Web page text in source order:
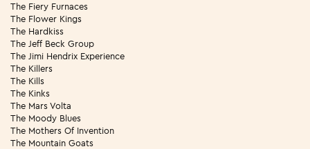
The Fiery Furnaces
The Flower Kings
The Hardkiss
The Jeff Beck Group
The Jimi Hendrix Experience
The Killers
The Kills
The Kinks
The Mars Volta
The Moody Blues
The Mothers Of Invention
The Mountain Goats